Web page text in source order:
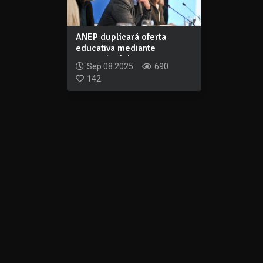
ANEP duplicará oferta
educativa mediante
extensión del tiemp...
Sep 08 2025
690
142